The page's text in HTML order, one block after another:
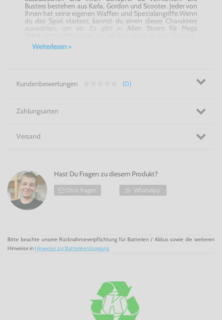
Busters bestehen aus Karla, Gordon und Scooter. Jeder von
ihnen hat seine eigenen Waffen und Spezialangriffe.Wenn
du das Spiel startest, kannst du einen dieser Charaktere
auswählen, um als. Es gibt in
Alien Storm für Mega
Version) mit mehreren Stufen, und jede Mission hat dich
dazu gebracht, Außerirdische bis zum Ende zu sprengen,
jeder Mission härter werden und sich in Objekten wie
Pflanzen, Briefkästen, Mülltonnen, Trommeln und vielen
Menschen, die ein UFO zerstören.Am Ende einiger
Missionen steht ein außerirdischer Boss, den du zerstören
Nimm dich in Acht vor den Außerirdischen in Alien Storm
Weiterlesen >
Kundenbewertungen (0)
Zahlungsarten
Versand
Hast Du Fragen zu diesem Produkt?
Chris fragen WhatsApp
Bitte beachte unsere Rücknahmeverpflichtung für Batterien / Akkus sowie die weiteren
Hinweise in Hinweise zur Batterieentsorgung